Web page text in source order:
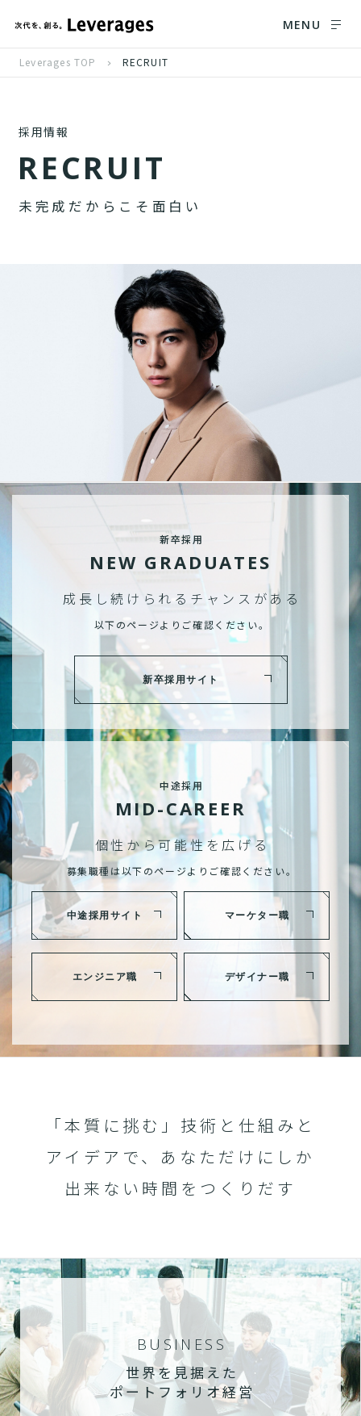
MENU
Leverages TOP RECRUIT
採用情報
RECRUIT
未 完 成 だ か ら こ そ 面 白 い
新卒採用
NEW GRADUATES
成長し続けられる チャンスがある
以下のページよりご確認ください。
新卒採用サイト
中途採用
MID-CAREER
個性から可能性を広げる
募集職種は以下のページよりご確認ください。
中途採用サイト マーケター職
エンジニア職 デザイナー職
「本質に挑む」技術と仕組みと
アイデアで、あなただけにしか
出来ない時間をつくりだす
BUSINESS
世界を見据えた
ポートフォリオ経営